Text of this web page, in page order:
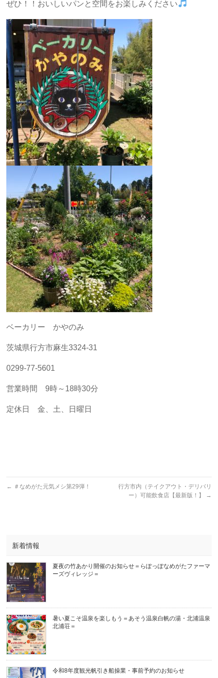
ぜひ！！おいしいパンと空間をお楽しみください
ベーカリー かやのみ
茨城県行方市麻生3324-31
0299-77-5601
営業時間 9時～18時30分
定休日 金、土、日曜日
← ＃なめがた元気メシ第29弾！
行方市内（テイクアウト・デリバリ
ー）可能飲食店【最新版！】
→
新着情報
夏夜の竹あかり開催のお知らせ＝らぽっぽなめがたファーマ
ーズヴィレッジ＝
暑い夏こそ温泉を楽しもう＝あそう温泉白帆の湯・北浦温泉
北浦荘＝
令和8年度観光帆引き船操業・事前予約のお知らせ